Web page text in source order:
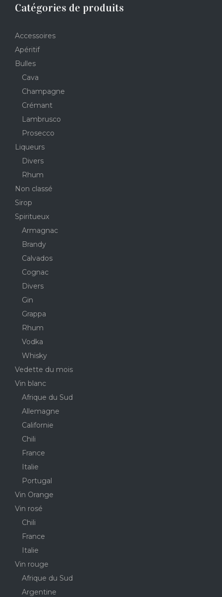
Catégories de produits
Accessoires
Apéritif
Bulles
Cava
Champagne
Crémant
Lambrusco
Prosecco
Liqueurs
Divers
Rhum
Non classé
Sirop
Spiritueux
Armagnac
Brandy
Calvados
Cognac
Divers
Gin
Grappa
Rhum
Vodka
Whisky
Vedette du mois
Vin blanc
Afrique du Sud
Allemagne
Californie
Chili
France
Italie
Portugal
Vin Orange
Vin rosé
Chili
France
Italie
Vin rouge
Afrique du Sud
Argentine